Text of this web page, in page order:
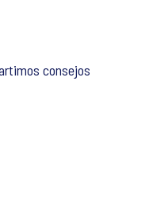
consejos